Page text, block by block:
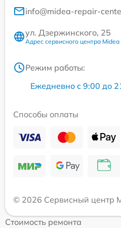
info@midea-repair-
ул. Дзержинского, 25
Адрес сервисного центра Midea
Режим работы:
Ежедневно с 9:00 до
Способы оплаты
© 2026 Сервисный центр
Стоимость ремонта